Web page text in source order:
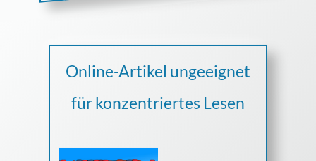
Online-Artikel ungeeignet
für konzentriertes Lesen